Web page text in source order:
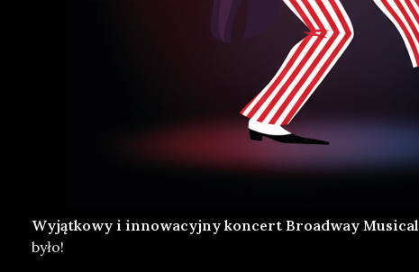
Wyjątkowy i innowacyjny koncert Broadway Musical
było!